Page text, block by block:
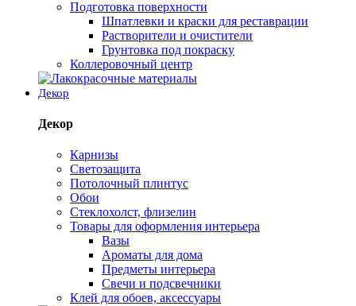
Подготовка поверхности
Шпатлевки и краски для реставрации
Растворители и очистители
Грунтовка под покраску
Коллеровочный центр
Декор
Декор
Карнизы
Светозащита
Потолочный плинтус
Обои
Стеклохолст, флизелин
Товары для оформления интерьера
Вазы
Ароматы для дома
Предметы интерьера
Свечи и подсвечники
Клей для обоев, аксессуары